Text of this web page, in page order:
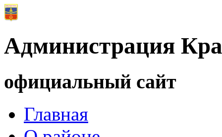
Администрация
официальный сайт
Главная